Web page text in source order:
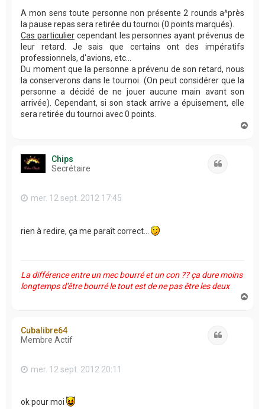
A mon sens toute personne non présente 2 rounds a^près
la pause repas sera retirée du tournoi (0 points marqués).
Cas particuliercependant les personnes ayant prévenus de
leur retard. Je sais que certains ont des impératifs
professionnels, d'avions, etc...
Du moment que la personne a prévenu de son retard, nous
la conserverons dans le tournoi. (On peut considérer que la
personne a décidé de ne jouer aucune main avant son
arrivée). Cependant, si son stack arrive a épuisement, elle
sera retirée du tournoi avec 0 points.
Chips
Secrétaire
mer. 12 sept. 2012 17:45
rien à redire, ça me paraît correct...
La différence entre un mec bourré et un con ?? ça dure moins
longtemps d'être bourré le tout est de ne pas être les deux
Cubalibre64
Membre Actif
mer. 12 sept. 2012 20:11
ok pour moi